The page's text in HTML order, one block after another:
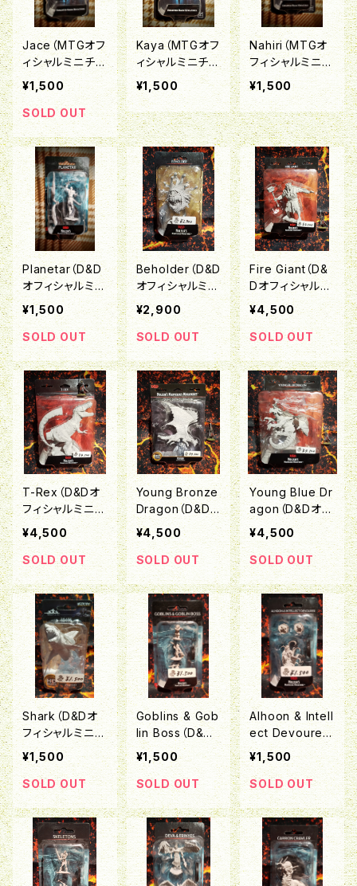
Jace（MTGオフ
ィシャルミニチュ
ア「Deep Cuts
Miniature」シリ
ーズ）
¥1,500
SOLD OUT
Kaya（MTGオフ
ィシャルミニチュ
ア「Deep Cuts
Miniature」シリ
ーズ）
¥1,500
Nahiri（MTGオ
フィシャルミニチ
ュア「Deep Cut
s Miniature」シ
リーズ）
¥1,500
Planetar（D&D
オフィシャルミニ
チュア「Nolzu
r's Marvelous
Unpainted Min
iatures」シリー
ズ）
¥1,500
SOLD OUT
Beholder（D&D
オフィシャルミニ
チュア「Nolzu
r's Marvelous
Unpainted Min
iatures」シリー
ズ）
¥2,900
SOLD OUT
Fire Giant（D&
Dオフィシャルミ
ニチュア「Nolzu
r's Marvelous
Unpainted Min
iatures」シリー
ズ）
¥4,500
SOLD OUT
T-Rex（D&Dオ
フィシャルミニチ
ュア「Nolzur's
Marvelous Un
painted Miniat
ures」シリーズ）
¥4,500
SOLD OUT
Young Bronze
Dragon（D&D
オフィシャルミニ
チュア「Nolzu
r's Marvelous
Unpainted Min
iatures」シリー
ズ）
¥4,500
SOLD OUT
Young Blue Dr
agon（D&Dオフ
ィシャルミニチュ
ア「Nolzur's M
arvelous Unpa
inted Miniatur
es」シリーズ）
¥4,500
SOLD OUT
Shark（D&Dオ
フィシャルミニチ
ュア「Nolzur's
Marvelous Un
painted Miniat
ures」シリーズ）
¥1,500
SOLD OUT
Goblins & Gob
lin Boss（D&D
オフィシャルミニ
チュア「Nolzu
r's Marvelous
Unpainted Min
iatures」シリー
ズ）
¥1,500
SOLD OUT
Alhoon & Intell
ect Devourers
（D&Dオフィシャ
ルミニチュア「N
olzur's Marvel
ous Unpainted
Miniatures」シ
リーズ）
¥1,500
SOLD OUT